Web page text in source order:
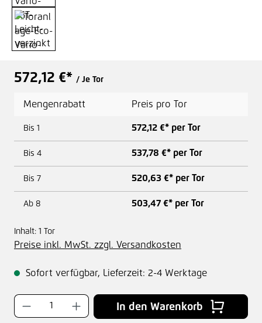
572,12 €* / Je Tor
Mengenrabatt Preis pro Tor
Bis 1 572,12 €* per Tor
Bis 4 537,78 €* per Tor
Bis 7 520,63 €* per Tor
Ab 8 503,47 €* per Tor
Inhalt: 1 Tor
Preise inkl. MwSt. zzgl. Versandkosten
Sofort verfügbar, Lieferzeit: 2-4 Werktage
Produkt Anzahl: Gib den gewünschten
In den Warenkorb